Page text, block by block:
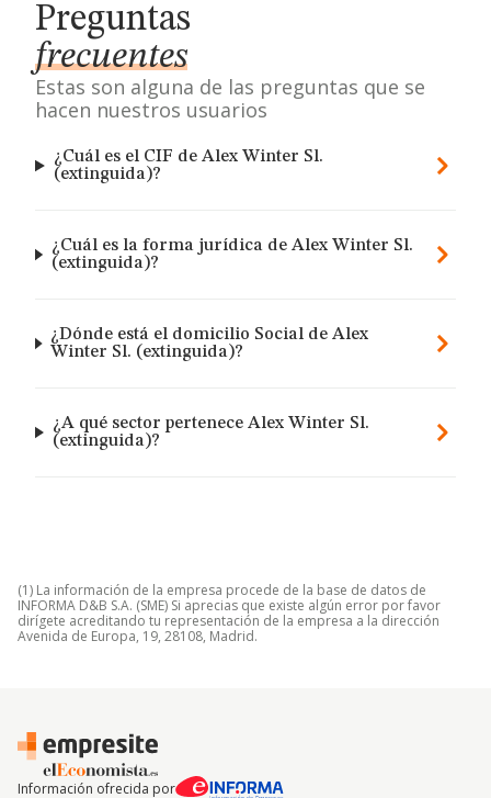
Preguntas
frecuentes
Estas son alguna de las preguntas que se
hacen nuestros usuarios
¿Cuál es el CIF de Alex Winter Sl.
(extinguida)?
¿Cuál es la forma jurídica de Alex Winter Sl.
(extinguida)?
¿Dónde está el domicilio Social de Alex
Winter Sl. (extinguida)?
¿A qué sector pertenece Alex Winter Sl.
(extinguida)?
(1) La información de la empresa procede de la base de datos de
INFORMA D&B S.A. (SME) Si aprecias que existe algún error por favor
dirígete acreditando tu representación de la empresa a la dirección
Avenida de Europa, 19, 28108, Madrid.
Información ofrecida por